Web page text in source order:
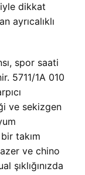
dikkat
ayrıcalıklı
spor saati
5711/1A 010
ve sekizgen
takım
ve chino
şıklığınızda